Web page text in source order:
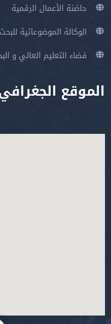
حاضنة الأعمال الرقمية
الوكالة الموضوعاتية
فضاء التعليم العالي و
الموقع